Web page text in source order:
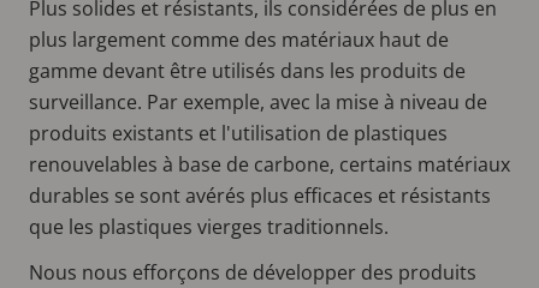
Plus solides et résistants, ils considérées de plus en
plus largement comme des matériaux haut de
gamme devant être utilisés dans les produits de
surveillance. Par exemple, avec la mise à niveau de
produits existants et l'utilisation de plastiques
renouvelables à base de carbone, certains matériaux
durables se sont avérés plus efficaces et résistants
que les plastiques vierges traditionnels.
Nous nous efforçons de développer des produits